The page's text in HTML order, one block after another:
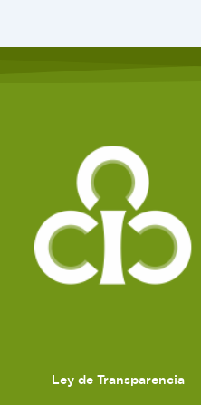
Ley de Transparencia